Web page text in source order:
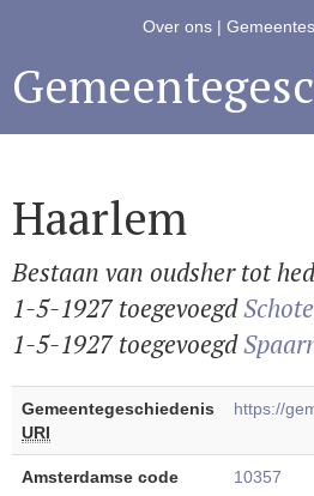
Over ons |
Haarlem
Bestaan van oudsher tot
1-5-1927 toegevoegd
1-5-1927 toegevoegd
Gemeentegeschiedenis
URI
https://
Amsterdamse code 10357